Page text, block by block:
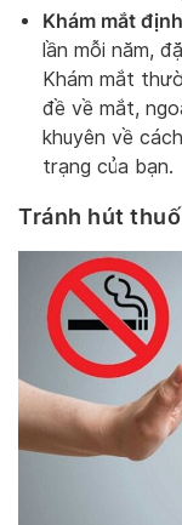
Khám mắt
lần mỗi năm,
Khám mắt
đề về mắt,
khuyên về
trạng của bạn.
Tránh hút